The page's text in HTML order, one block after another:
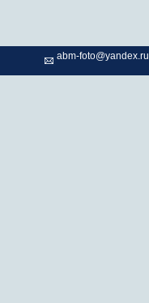
abm-foto@yandex.ru